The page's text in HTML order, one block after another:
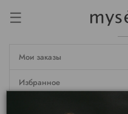
☰
Мои заказы
Избранное